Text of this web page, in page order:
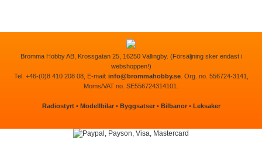
Bromma Hobby AB, Krossgatan 25, 16250 Vällingby. (Försäljning sker endast i
webshoppen!)
Tel. +46-(0)8 410 208 08, E-mail: info@brommahobby.se. Org. no. 556724-3141,
Moms/VAT no. SE556724314101.
Radiostyrt• Modellbilar• Byggsatser• Bilbanor• Leksaker